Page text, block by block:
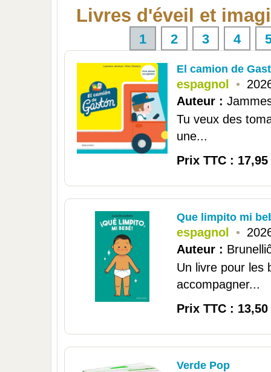
Livres d'éveil et
1 2 3 4
El camion de
espagnol •
Auteur :
Tu veux des
une...
Prix TTC : 17,95
Que limpito mi
espagnol •
Auteur :
Un livre pour les
accompagner...
Prix TTC : 13,50
Verde Pop